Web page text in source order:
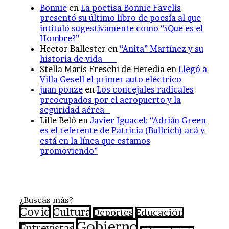
Bonnie en La poetisa Bonnie Favelis
presentó su último libro de poesía al que
intituló sugestivamente como “¿Que es el
Hombre?”
Hector Ballester en “Anita” Martínez y su
historia de vida
Stella Maris Freschi de Heredia en Llegó a
Villa Gesell el primer auto eléctrico
juan ponze en Los concejales radicales
preocupados por el aeropuerto y la
seguridad aérea
Lille Belô en Javier Iguacel: “Adrián Green
es el referente de Patricia (Bullrich) acá y
está en la línea que estamos
promoviendo”
¿Buscás más?
Covid Cultura Deportes Educación